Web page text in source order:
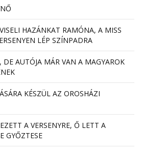
HAZÁNKAT RAMÓNA, A MISS
LÉP SZÍNPADRA
DE AUTÓJA MÁR VAN A MAGYAROK
KÉSZÜL AZ OROSHÁZI
A VERSENYRE, Ő LETT A
GYŐZTESE